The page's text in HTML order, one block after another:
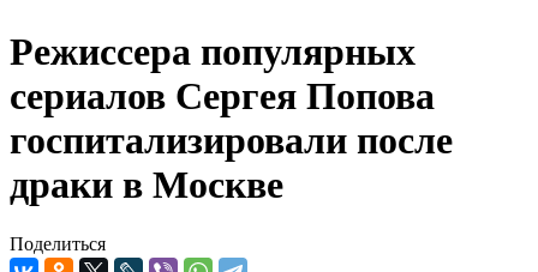
Режиссера популярных
сериалов Сергея Попова
госпитализировали после
драки в Москве
Поделиться